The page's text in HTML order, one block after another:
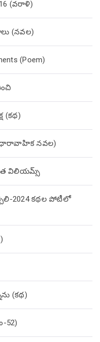
(వరాళి)
(నవల)
(Poem)
(క‌థ‌)
నవల)
విలియమ్స్
2024 కథల పోటీలో
(క‌థ‌)
52)